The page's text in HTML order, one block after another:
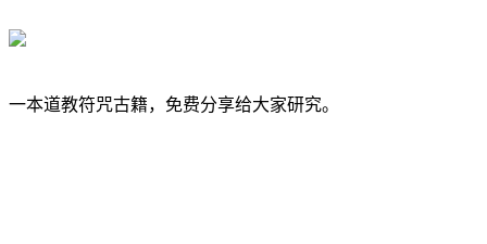
一本道教符咒古籍，免费分享给大家研究。